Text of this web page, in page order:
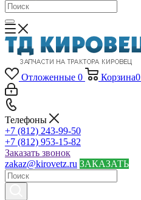
Отложенные 0 Корзина0
Телефоны
+7 (812) 243-99-50
+7 (812) 953-15-82
Заказать звонок
zakaz@kirovetz.ru ЗАКАЗАТЬ